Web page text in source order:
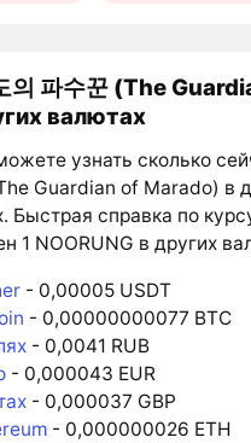
의 파수꾼 (The
валютах
узнать сколько
Guardian of Marado) в
Быстрая справка по
1 NOORUNG в других
- 0,00005 USDT
- 0,00000000077 BTC
- 0,0041 RUB
- 0,000043 EUR
- 0,000037 GBP
- 0,000000026 ETH